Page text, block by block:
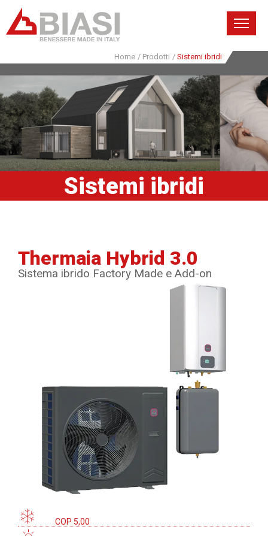
Home / Prodotti / Sistemi ibridi
Sistemi ibridi
Thermaia Hybrid 3.0
Sistema ibrido Factory Made e Add-on
COP 5,00